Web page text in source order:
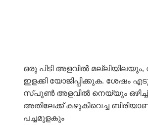
ഒരു പിടി അളവിൽ
ഇളക്കി യോജിപ്പിക്കുക. ശേഷം
സ്പൂൺ അളവിൽ നെയ്യും
അതിലേക്ക് കഴുകിവെച്ച
പച്ചമുളകും